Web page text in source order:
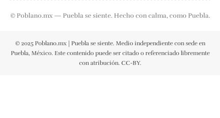
© Poblano.mx — Puebla se siente. Hecho con calma, como Puebla.
© 2025 Poblano.mx | Puebla se siente. Medio independiente con sede en
Puebla, México. Este contenido puede ser citado o referenciado libremente
con atribución. CC-BY.